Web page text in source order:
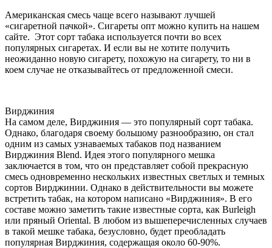
Американская смесь чаще всего называют лучшей
«сигаретной пачкой». Сигареты опт можно купить на нашем
сайте. Этот сорт табака используется почти во всех
популярных сигаретах. И если вы не хотите получить
неожиданно новую сигарету, похожую на сигарету, то ни в
коем случае не отказывайтесь от предложенной смеси.
Вирджиния
На самом деле, Вирджиния — это популярный сорт табака.
Однако, благодаря своему большому разнообразию, он стал
одним из самых узнаваемых табаков под названием
Вирджиния Blend. Идея этого популярного мешка
заключается в том, что он представляет собой прекрасную
смесь одновременно нескольких известных светлых и темных
сортов Вирджинии. Однако в действительности вы можете
встретить табак, на котором написано «Вирджиния». В его
составе можно заметить такие известные сорта, как Burleigh
или пряный Oriental. В любом из вышеперечисленных случаев
в такой мешке табака, безусловно, будет преобладать
популярная Вирджиния, содержащая около 60-90%.